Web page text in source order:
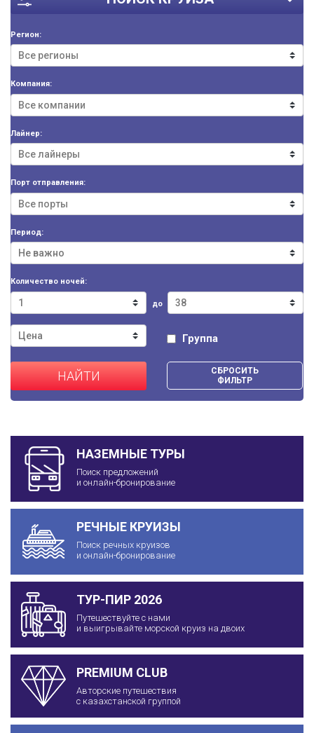
Регион:
Компания:
Лайнер:
Порт отправления:
Период:
Количество ночей:
до
Группа
НАЙТИ
СБРОСИТЬ
ФИЛЬТР
НАЗЕМНЫЕ ТУРЫ
Поиск предложений
и онлайн-бронирование
РЕЧНЫЕ КРУИЗЫ
Поиск речных круизов
и онлайн-бронирование
ТУР-ПИР 2026
Путешествуйте с нами
и выигрывайте морской круиз на двоих
PREMIUM CLUB
Авторские путешествия
с казахстанской группой